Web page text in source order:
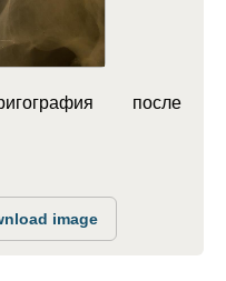
после
image